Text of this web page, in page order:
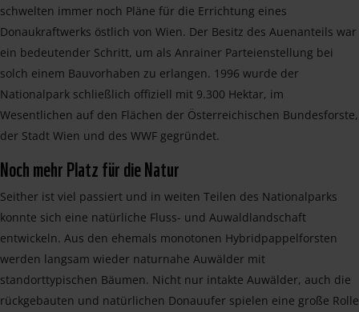
schwelten immer noch Pläne für die Errichtung eines
Donaukraftwerks östlich von Wien. Der Besitz des Auenanteils war
ein bedeutender Schritt, um als Anrainer Parteienstellung bei
solch einem Bauvorhaben zu erlangen. 1996 wurde der
Nationalpark schließlich offiziell mit 9.300 Hektar, im
Wesentlichen auf den Flächen der Österreichischen Bundesforste,
der Stadt Wien und des WWF gegründet.
Noch mehr Platz für die Natur
Seither ist viel passiert und in weiten Teilen des Nationalparks
konnte sich eine natürliche Fluss- und Auwaldlandschaft
entwickeln. Aus den ehemals monotonen Hybridpappelforsten
werden langsam wieder naturnahe Auwälder mit
standorttypischen Bäumen. Nicht nur intakte Auwälder, auch die
rückgebauten und natürlichen Donauufer spielen eine große Rolle